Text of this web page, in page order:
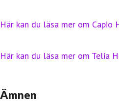
Här kan du läsa mer om Capio
Här kan du läsa mer om Telia
Ämnen